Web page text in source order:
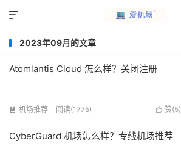

2023年09月的文章
Atomlantis Cloud 怎么样？关闭注册
 赞(5)
 机场推荐 阅读(1775)
CyberGuard 机场怎么样？专线机场推荐